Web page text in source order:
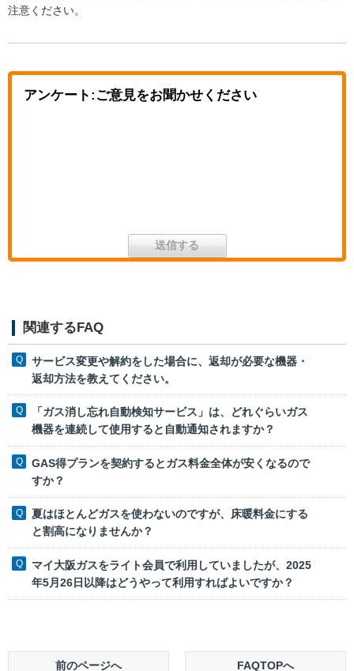
注意ください。
アンケート:ご意見をお聞かせください
関連するFAQ
サービス変更や解約をした場合に、返却が必要な機器・
返却方法を教えてください。
「ガス消し忘れ自動検知サービス」は、どれぐらいガス
機器を連続して使用すると自動通知されますか？
GAS得プランを契約するとガス料金全体が安くなるので
すか？
夏はほとんどガスを使わないのですが、床暖料金にする
と割高になりませんか？
マイ大阪ガスをライト会員で利用していましたが、2025
年5月26日以降はどうやって利用すればよいですか？
前のページへ FAQTOPへ